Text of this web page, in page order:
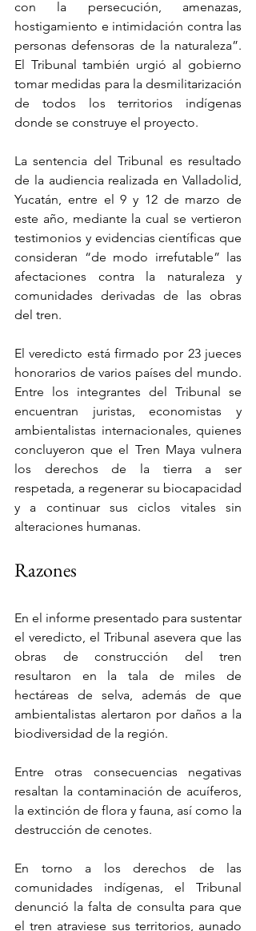
con la persecución, amenazas,
hostigamiento e intimidación contra las
personas defensoras de la naturaleza”.
El Tribunal también urgió al gobierno
tomar medidas para la desmilitarización
de todos los territorios indígenas
donde se construye el proyecto.
La sentencia del Tribunal es resultado
de la audiencia realizada en Valladolid,
Yucatán, entre el 9 y 12 de marzo de
este año, mediante la cual se vertieron
testimonios y evidencias científicas que
consideran “de modo irrefutable” las
afectaciones contra la naturaleza y
comunidades derivadas de las obras
del tren.
El veredicto está firmado por 23 jueces
honorarios de varios países del mundo.
Entre los integrantes del Tribunal se
encuentran juristas, economistas y
ambientalistas internacionales, quienes
concluyeron que el Tren Maya vulnera
los derechos de la tierra a ser
respetada, a regenerar su biocapacidad
y a continuar sus ciclos vitales sin
alteraciones humanas.
Razones
En el informe presentado para sustentar
el veredicto, el Tribunal asevera que las
obras de construcción del tren
resultaron en la tala de miles de
hectáreas de selva, además de que
ambientalistas alertaron por daños a la
biodiversidad de la región.
Entre otras consecuencias negativas
resaltan la contaminación de acuíferos,
la extinción de flora y fauna, así como la
destrucción de cenotes.
En torno a los derechos de las
comunidades indígenas, el Tribunal
denunció la falta de consulta para que
el tren atraviese sus territorios, aunado